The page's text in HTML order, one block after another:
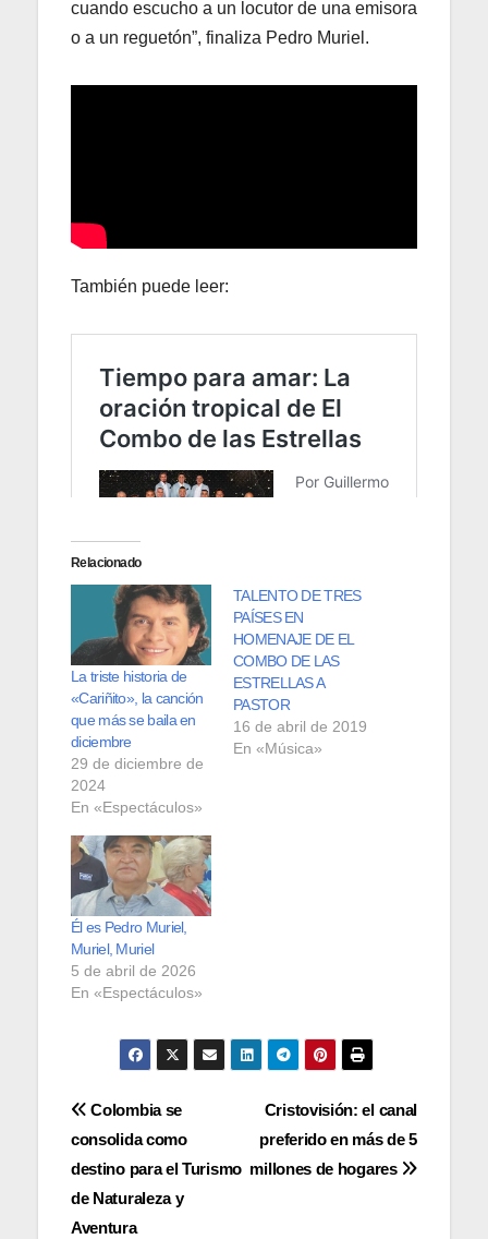
cuando escucho a un locutor de una emisora
o a un reguetón”, finaliza Pedro Muriel.
También puede leer:
Relacionado
La triste historia de
«Cariñito», la canción
que más se baila en
diciembre
29 de diciembre de
2024
En «Espectáculos»
TALENTO DE TRES
PAÍSES EN
HOMENAJE DE EL
COMBO DE LAS
ESTRELLAS A
PASTOR
16 de abril de 2019
En «Música»
Él es Pedro Muriel,
Muriel, Muriel
5 de abril de 2026
En «Espectáculos»
Navegación
de
entradas
Cristovisión: el canal
preferido en más de 5
millones de hogares
Colombia se
consolida como
destino para el Turismo
de Naturaleza y
Aventura